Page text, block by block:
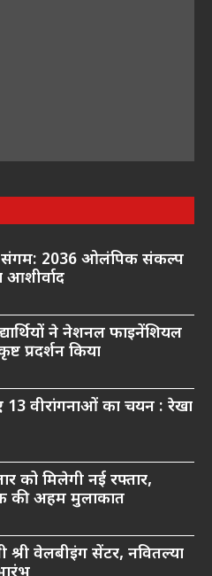
संगम: 2036 ओलंपिक संकल्प
आशीर्वाद
ने नेशनल फाइनेंशियल
प्रदर्शन किया
13 वीरांगनाओं का चयन : रेखा
को मिलेगी नई रफ्तार,
की अहम मुलाकात
श्री वेलबीइंग सेंटर, नवितल्या